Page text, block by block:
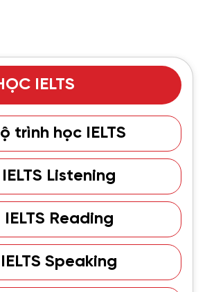
IELTS
trình học IELTS
IELTS Listening
IELTS Reading
IELTS Speaking